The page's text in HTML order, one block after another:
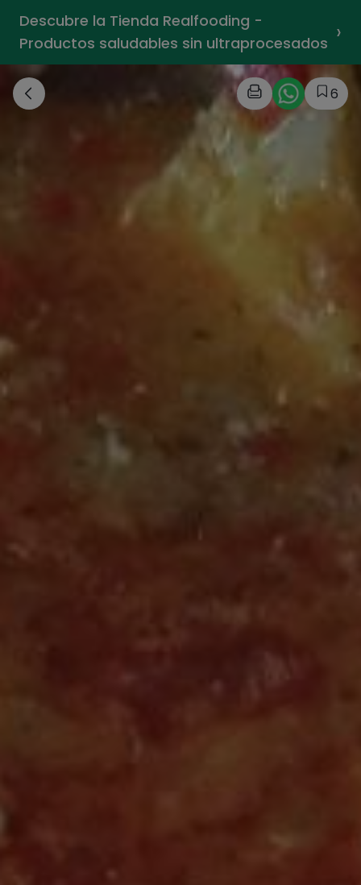
Descubre la Tienda Realfooding -
Productos saludables sin ultraprocesados ›
6